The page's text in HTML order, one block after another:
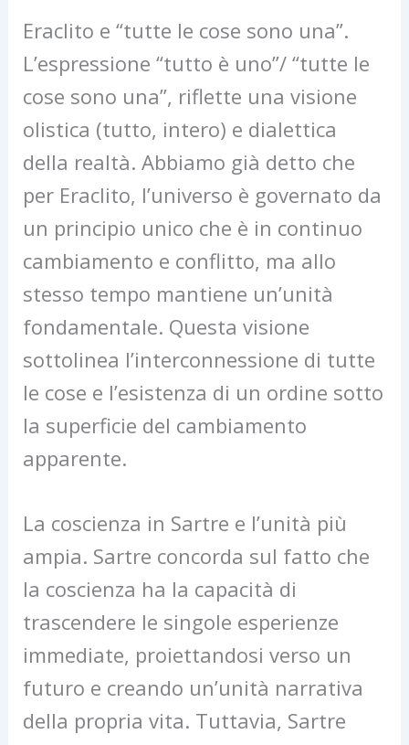
Eraclito e “tutte le cose sono una”.
L’espressione “tutto è uno”/ “tutte le
cose sono una”, riflette una visione
olistica (tutto, intero) e dialettica
della realtà. Abbiamo già detto che
per Eraclito, l’universo è governato da
un principio unico che è in continuo
cambiamento e conflitto, ma allo
stesso tempo mantiene un’unità
fondamentale. Questa visione
sottolinea l’interconnessione di tutte
le cose e l’esistenza di un ordine sotto
la superficie del cambiamento
apparente.
La coscienza in Sartre e l’unità più
ampia. Sartre concorda sul fatto che
la coscienza ha la capacità di
trascendere le singole esperienze
immediate, proiettandosi verso un
futuro e creando un’unità narrativa
della propria vita. Tuttavia, Sartre